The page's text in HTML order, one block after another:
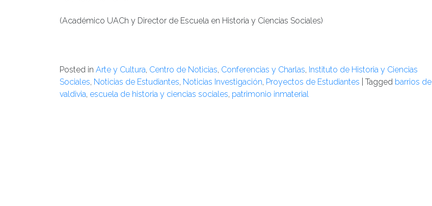
(Académico UACh y Director de Escuela en Historia y Ciencias Sociales)
Posted in Arte y Cultura, Centro de Noticias, Conferencias y Charlas, Instituto de Historia y Ciencias
Sociales, Noticias de Estudiantes, Noticias Investigación, Proyectos de Estudiantes Tagged barrios de
valdivia, escuela de historia y ciencias sociales, patrimonio inmaterial